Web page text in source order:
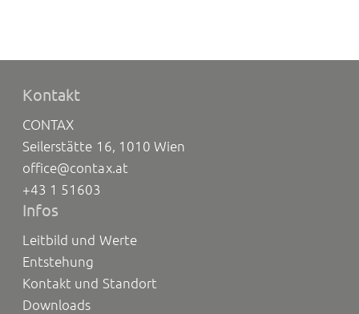
Kontakt
CONTAX
Seilerstätte 16, 1010 Wien
office@contax.at
+43 1 51603
Infos
Leitbild und Werte
Entstehung
Kontakt und Standort
Downloads